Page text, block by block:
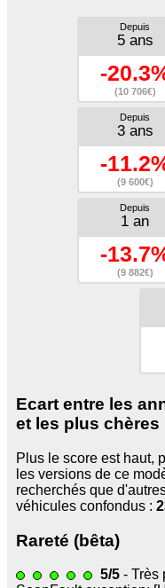
Depuis
5 ans
-
(10 706€)
Depuis
3 ans
-
(9 600€)
Depuis
1 an
-
(9 882€)
Ecart entre les
et les plus chères
Plus le score est haut,
les versions de ce
recherchés que
véhicules confondus :
Rareté (bêta)
5/5 - Très